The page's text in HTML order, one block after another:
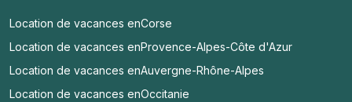
Location de vacances enCorse
Location de vacances enProvence-Alpes-Côte d'Azur
Location de vacances enAuvergne-Rhône-Alpes
Location de vacances enOccitanie